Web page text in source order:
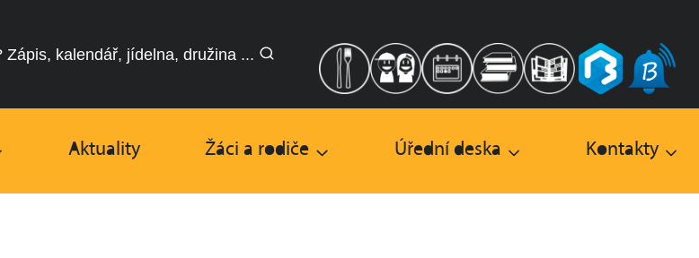
Zápis, kalendář, jídelna, družina ...
Aktuality Žáci a rodiče Úřední deska Kontakty